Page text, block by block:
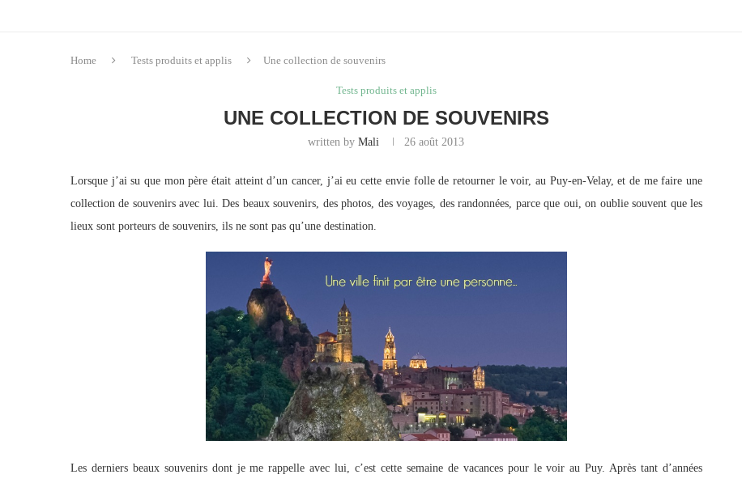
Home Tests produits et applis Une collection de souvenirs
Tests produits et applis
UNE COLLECTION DE SOUVENIRS
written byMali 26 août 2013
Lorsque j’ai su que mon père était atteint d’un cancer, j’ai eu cette envie folle de retourner le voir, au Puy-en-Velay, et de me faire une
collection de souvenirs avec lui. Des beaux souvenirs, des photos, des voyages, des randonnées, parce que oui, on oublie souvent que les
lieux sont porteurs de souvenirs, ils ne sont pas qu’une destination.
Les derniers beaux souvenirs dont je me rappelle avec lui, c’est cette semaine de vacances pour le voir au Puy. Après tant d’années